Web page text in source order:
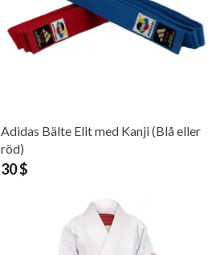
Adidas Bälte Elit med Kanji (Blå eller
röd)
30 $